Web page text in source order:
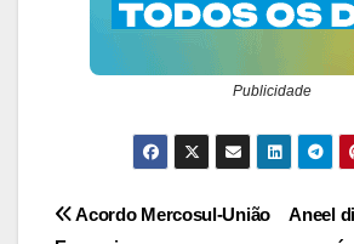
Publicidade
Navegação
Aneel
Acordo Mercosul-União